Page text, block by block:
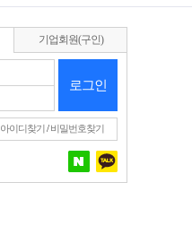
기업회원(구인)
로그인
아이디찾기/비밀번호찾기